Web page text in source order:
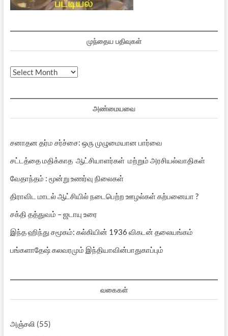
முந்தைய பதிவுகள்
முந்தைய
அண்மையவை
சனாதன தர்ம சர்ச்சை: ஒரு முழுமையான பார்வை
சட்டத்தை மதிக்காத ஆட்சியாளர்கள் மற்றும் அரசியல்வாதிகள்
வேதாந்தம் : மூன்று உணர்வு நிலைகள்
திராவிட மாடல் ஆட்சியில் நடைபெற்ற ஊழல்கள் கற்பனையா ?
சக்தி தத்துவம் – ஜடாயு உரை
இந்த ஹிந்து சமூகம்: கல்கியின் 1936 விகடன் தலையங்கம்
பங்களாதேஷ் கலவரமும் இந்தியாவின்பாதுகாப்பும்
வகைகள்
அஞ்சலி (55)